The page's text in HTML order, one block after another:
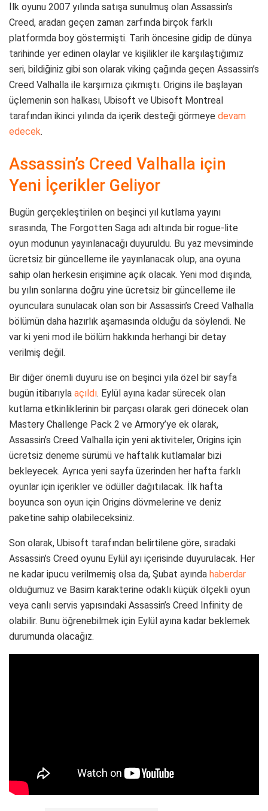
İlk oyunu 2007 yılında satışa sunulmuş olan Assassin’s
Creed, aradan geçen zaman zarfında birçok farklı
platformda boy göstermişti. Tarih öncesine gidip de dünya
tarihinde yer edinen olaylar ve kişilikler ile karşılaştığımız
seri, bildiğiniz gibi son olarak viking çağında geçen Assassin’s
Creed Valhalla ile karşımıza çıkmıştı. Origins ile başlayan
üçlemenin son halkası, Ubisoft ve Ubisoft Montreal
tarafından ikinci yılında da içerik desteği görmeye devam
edecek.
Assassin’s Creed Valhalla için
Yeni İçerikler Geliyor
Bugün gerçekleştirilen on beşinci yıl kutlama yayını
sırasında, The Forgotten Saga adı altında bir rogue-lite
oyun modunun yayınlanacağı duyuruldu. Bu yaz mevsiminde
ücretsiz bir güncelleme ile yayınlanacak olup, ana oyuna
sahip olan herkesin erişimine açık olacak. Yeni mod dışında,
bu yılın sonlarına doğru yine ücretsiz bir güncelleme ile
oyunculara sunulacak olan son bir Assassin’s Creed Valhalla
bölümün daha hazırlık aşamasında olduğu da söylendi. Ne
var ki yeni mod ile bölüm hakkında herhangi bir detay
verilmiş değil.
Bir diğer önemli duyuru ise on beşinci yıla özel bir sayfa
bugün itibarıyla açıldı. Eylül ayına kadar sürecek olan
kutlama etkinliklerinin bir parçası olarak geri dönecek olan
Mastery Challenge Pack 2 ve Armory’ye ek olarak,
Assassin’s Creed Valhalla için yeni aktiviteler, Origins için
ücretsiz deneme sürümü ve haftalık kutlamalar bizi
bekleyecek. Ayrıca yeni sayfa üzerinden her hafta farklı
oyunlar için içerikler ve ödüller dağıtılacak. İlk hafta
boyunca son oyun için Origins dövmelerine ve deniz
paketine sahip olabileceksiniz.
Son olarak, Ubisoft tarafından belirtilene göre, sıradaki
Assassin’s Creed oyunu Eylül ayı içerisinde duyurulacak. Her
ne kadar ipucu verilmemiş olsa da, Şubat ayında haberdar
olduğumuz ve Basim karakterine odaklı küçük ölçekli oyun
veya canlı servis yapısındaki Assassin’s Creed Infinity de
olabilir. Bunu öğrenebilmek için Eylül ayına kadar beklemek
durumunda olacağız.